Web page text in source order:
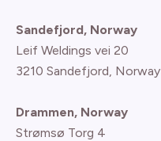
Sandefjord, Norway
Leif Weldings vei 20
3210 Sandefjord, Norway
Drammen, Norway
Strømsø Torg 4